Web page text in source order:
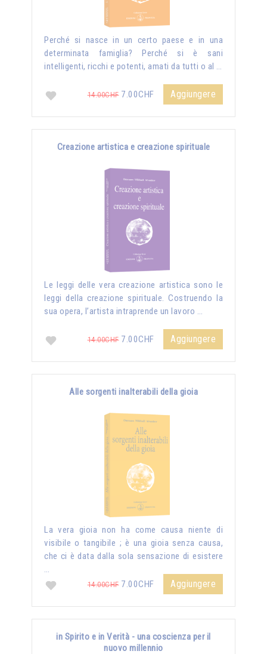
Perché si nasce in un certo paese e in una
determinata famiglia? Perché si è sani
intelligenti, ricchi e potenti, amati da tutti o al …
14.00CHF7.00CHF Aggiungere
Creazione artistica e creazione spirituale
Le leggi delle vera creazione artistica sono le
leggi della creazione spirituale. Costruendo la
sua opera, l’artista intraprende un lavoro …
14.00CHF7.00CHF Aggiungere
Alle sorgenti inalterabili della gioia
La vera gioia non ha come causa niente di
visibile o tangibile ; è una gioia senza causa,
che ci è data dalla sola sensazione di esistere
…
14.00CHF7.00CHF Aggiungere
in Spirito e in Verità - una coscienza per il
nuovo millennio